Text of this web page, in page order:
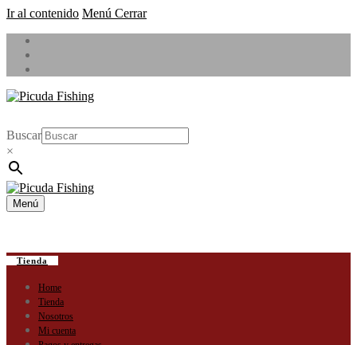
Ir al contenido Menú Cerrar
Buscar
×
Menú
Tienda
Home
Tienda
Nosotros
Mi cuenta